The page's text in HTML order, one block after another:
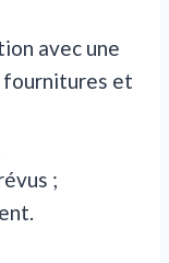
avec une
fournitures et
;